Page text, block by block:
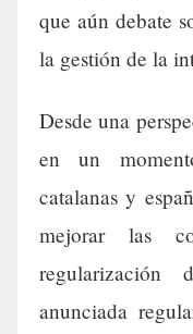
que aún debate
la gestión de la
Desde una
en un
catalanas y
mejorar las
regularización
anunciada